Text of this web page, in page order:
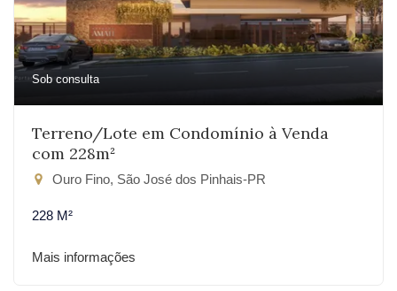
Sob consulta
Terreno/Lote em Condomínio à Venda
com 228m²
Ouro Fino, São José dos Pinhais-PR
228 M²
Mais informações